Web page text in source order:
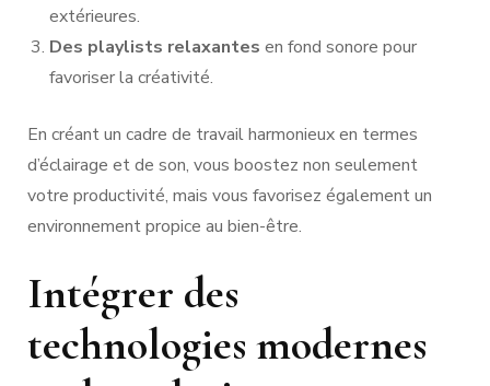
extérieures.
Des playlists relaxantes en fond sonore pour
favoriser la créativité.
En créant un cadre de travail harmonieux en termes
d’éclairage et de son, vous boostez non seulement
votre productivité, mais vous favorisez également un
environnement propice au bien-être.
Intégrer des
technologies modernes